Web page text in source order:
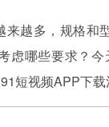
越多，规格
虑哪些要求？
短视频APP下